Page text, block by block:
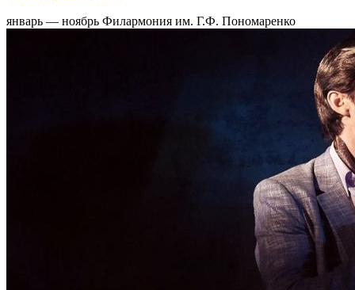
январь — ноябрь Филармония им. Г.Ф. Пономаренко